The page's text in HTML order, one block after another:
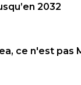
2032
ce n'est pas